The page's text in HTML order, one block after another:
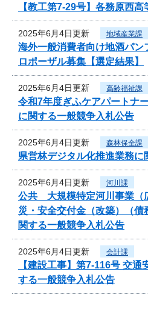
【教工第7-29号】各務原西
2025年6月4日更新 地域産業課
海外一般消費者向け地酒パン
ロポーザル募集【選定結果】
2025年6月4日更新 高齢福祉課
令和7年度ぎふケアパートナ
に関する一般競争入札公告
2025年6月4日更新 森林保全課
県営林デジタル化推進業務
2025年6月4日更新 河川課
公共 大規模特定河川事業
災・安全交付金（改築）（債
関する一般競争入札公告
2025年6月4日更新 会計課
【建設工事】第7-116号 交通
する一般競争入札公告